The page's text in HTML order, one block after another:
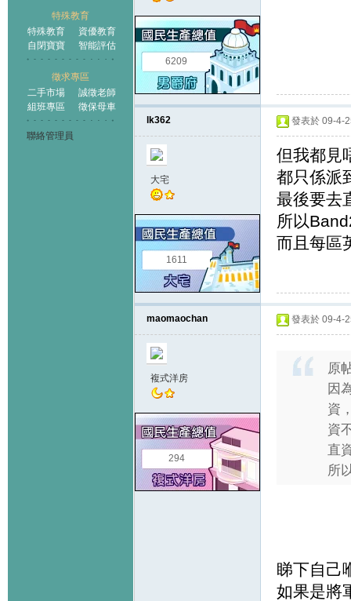
特殊教育
特殊教育
資優教育
自閉寶寶
智能評估
徵求專區
二手市場
誠徵老師
組班專區
徵保母車
聯絡管理員
6209
lk362
大宅
1611
發表於 09-4-
但我都見
都只係派
最後要去
所以
而且每區
maomaochan
複式洋房
294
發表於 09-4-
原
因
資
資
直
所
睇下自己
如果是將